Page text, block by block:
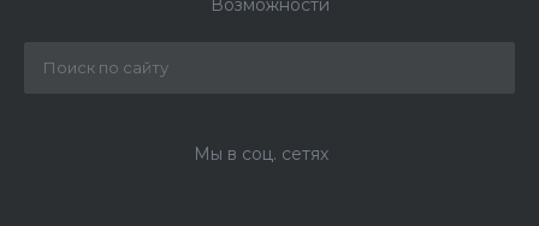
Возможности
Мы в соц. сетях